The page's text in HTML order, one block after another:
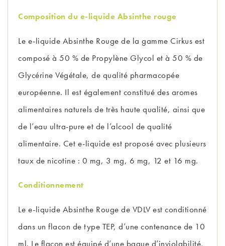
Composition du e-liquide Absinthe rouge
Le e-liquide Absinthe Rouge de la gamme Cirkus est
composé à 50 % de Propylène Glycol et à 50 % de
Glycérine Végétale, de qualité pharmacopée
européenne. Il est également constitué des aromes
alimentaires naturels de très haute qualité, ainsi que
de l’eau ultra-pure et de l’alcool de qualité
alimentaire. Cet e-liquide est proposé avec plusieurs
taux de nicotine : 0 mg, 3 mg, 6 mg, 12 et 16 mg.
Conditionnement
Le e-liquide Absinthe Rouge de VDLV est conditionné
dans un flacon de type TEP, d’une contenance de 10
ml. Le flacon est équipé d’une bague d’inviolabilité,